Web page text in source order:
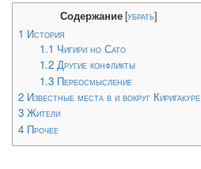
Содержание[убрать]
1 История
1.1 Чигири но Сато
1.2 Другие конфликты
1.3 Переосмысление
2 Известные места в и вокруг Киригакуре
3 Жители
4 Прочее